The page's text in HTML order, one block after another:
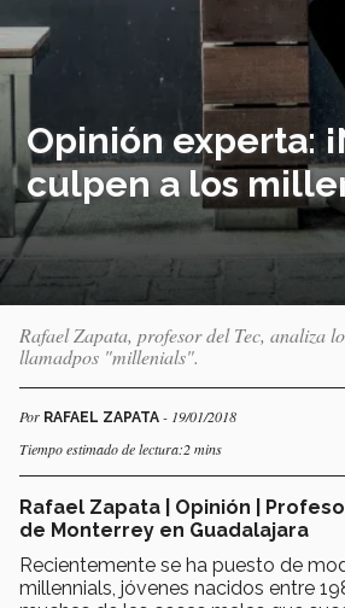
Opinión experta:
culpen a los
Rafael Zapata, profesor del Tec, analiza
llamadpos "millenials".
Por RAFAEL ZAPATA - 19/01/2018
Tiempo estimado de lectura:2 mins
Rafael Zapata | Opinión |
de Monterrey en Guadalajara
Recientemente se ha puesto de
millennials, jóvenes nacidos entre